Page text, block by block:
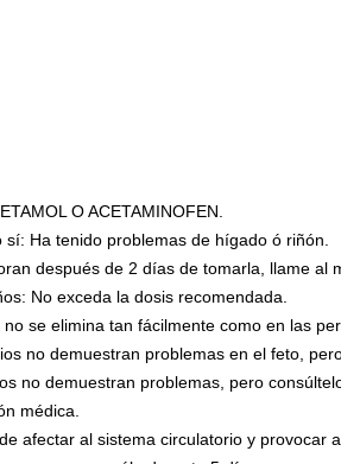
O ACETAMINOFEN.
Ha tenido problemas de hígado ó riñón.
después de 2 días de tomarla, llame al
No exceda la dosis recomendada.
se elimina tan fácilmente como en las
no demuestran problemas en el feto,
no demuestran problemas, pero
médica.
afectar al sistema circulatorio y provocar